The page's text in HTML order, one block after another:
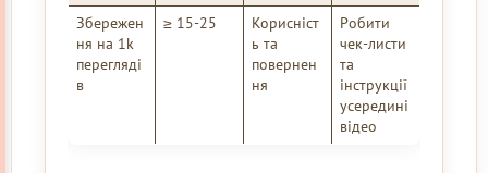
Збережен
ня на 1k
перегляді
в
≥ 15-25
Корисніст
ь та
повернен
ня
Робити
чек-листи
та
інструкції
усередині
відео